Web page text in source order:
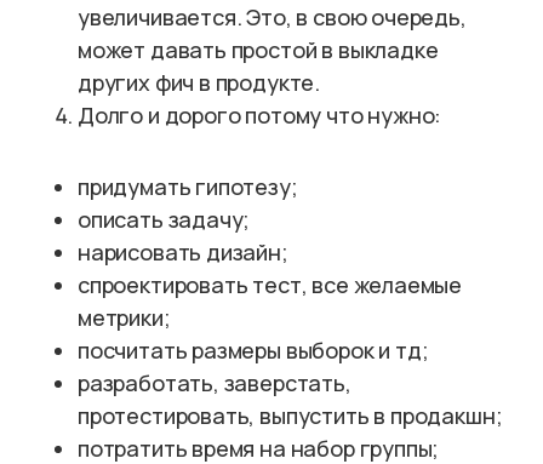
увеличивается. Это, в свою очередь,
может давать простой в выкладке
других фич в продукте.
Долго и дорого потому что нужно:
придумать гипотезу;
описать задачу;
нарисовать дизайн;
спроектировать тест, все желаемые
метрики;
посчитать размеры выборок и тд;
разработать, заверстать,
протестировать, выпустить в продакшн;
потратить время на набор группы;